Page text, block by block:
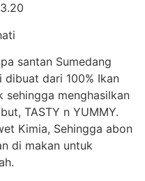
santan Sumedang
dibuat dari 100% Ikan
sehingga menghasilkan
TASTY n YUMMY.
Kimia, Sehingga abon
di makan untuk